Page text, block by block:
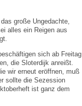
große Ungedachte,
alles ein Reigen aus
sich ab Freitag
die Sloterdijk anreißt.
wir erneut eröffnen, muß
sollte die Sezession
ist ganz dem